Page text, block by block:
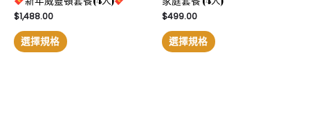
$1,488.00
選擇規格
$499.00
選擇規格